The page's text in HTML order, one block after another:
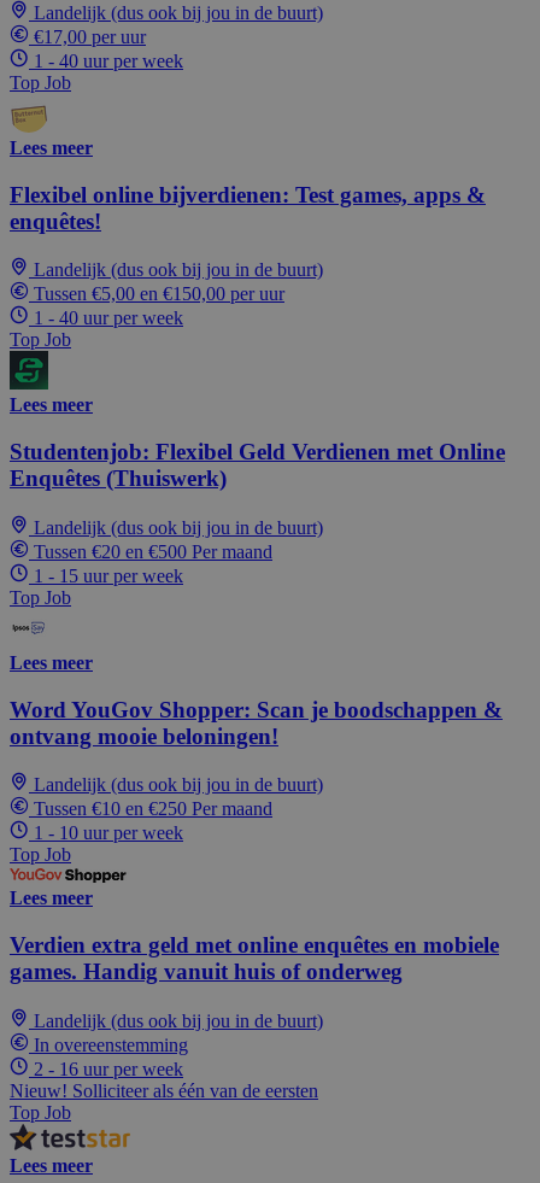
Landelijk (dus ook bij jou in de buurt)
€17,00 per uur
1 - 40 uur per week
Top Job
Lees meer
Flexibel online bijverdienen: Test games, apps &
enquêtes!
Landelijk (dus ook bij jou in de buurt)
Tussen €5,00 en €150,00 per uur
1 - 40 uur per week
Top Job
Lees meer
Studentenjob: Flexibel Geld Verdienen met Online
Enquêtes (Thuiswerk)
Landelijk (dus ook bij jou in de buurt)
Tussen €20 en €500 Per maand
1 - 15 uur per week
Top Job
Lees meer
Word YouGov Shopper: Scan je boodschappen &
ontvang mooie beloningen!
Landelijk (dus ook bij jou in de buurt)
Tussen €10 en €250 Per maand
1 - 10 uur per week
Top Job
Lees meer
Verdien extra geld met online enquêtes en mobiele
games. Handig vanuit huis of onderweg
Landelijk (dus ook bij jou in de buurt)
In overeenstemming
2 - 16 uur per week
Nieuw! Solliciteer als één van de eersten
Top Job
Lees meer